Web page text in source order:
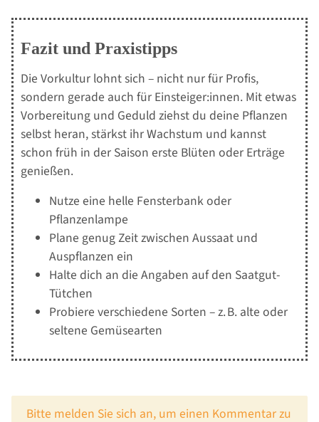
Fazit und Praxistipps
Die Vorkultur lohnt sich – nicht nur für Profis,
sondern gerade auch für Einsteiger:innen. Mit etwas
Vorbereitung und Geduld ziehst du deine Pflanzen
selbst heran, stärkst ihr Wachstum und kannst
schon früh in der Saison erste Blüten oder Erträge
genießen.
Nutze eine helle Fensterbank oder
Pflanzenlampe
Plane genug Zeit zwischen Aussaat und
Auspflanzen ein
Halte dich an die Angaben auf den Saatgut-
Tütchen
Probiere verschiedene Sorten – z. B. alte oder
seltene Gemüsearten
x
Bitte melden Sie sich an, um einen Kommentar zu